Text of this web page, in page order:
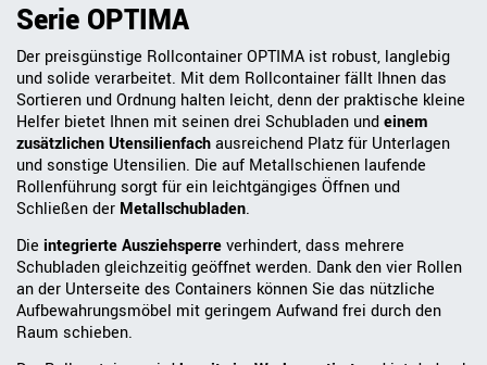
Serie OPTIMA
Der preisgünstige Rollcontainer OPTIMA ist robust, langlebig
und solide verarbeitet. Mit dem Rollcontainer fällt Ihnen das
Sortieren und Ordnung halten leicht, denn der praktische kleine
Helfer bietet Ihnen mit seinen drei Schubladen undeinem
zusätzlichen Utensilienfachausreichend Platz für Unterlagen
und sonstige Utensilien. Die auf Metallschienen laufende
Rollenführung sorgt für ein leichtgängiges Öffnen und
Schließen der Metallschubladen.
Die integrierte Ausziehsperreverhindert, dass mehrere
Schubladen gleichzeitig geöffnet werden. Dank den vier Rollen
an der Unterseite des Containers können Sie das nützliche
Aufbewahrungsmöbel mit geringem Aufwand frei durch den
Raum schieben.